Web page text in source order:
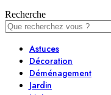
Recherche
Astuces
Décoration
Déménagement
Jardin